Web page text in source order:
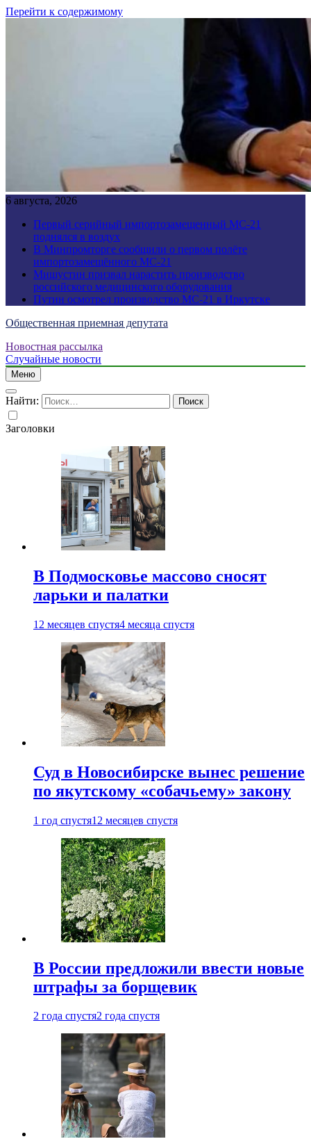
Перейти к содержимому
6 августа, 2026
Первый серийный импортозамещенный МС-21
поднялся в воздух
В Минпромторге сообщили о первом полёте
импортозамещённого МС-21
Мишустин призвал нарастить производство
российского медицинского оборудования
Путин осмотрел производство МС-21 в Иркутске
Общественная приемная депутата
Новостная рассылка
Случайные новости
Меню
Найти:
Заголовки
В Подмосковье массово сносят
ларьки и палатки
12 месяцев спустя4 месяца спустя
Суд в Новосибирске вынес решение
по якутскому «собачьему» закону
1 год спустя12 месяцев спустя
В России предложили ввести новые
штрафы за борщевик
2 года спустя2 года спустя